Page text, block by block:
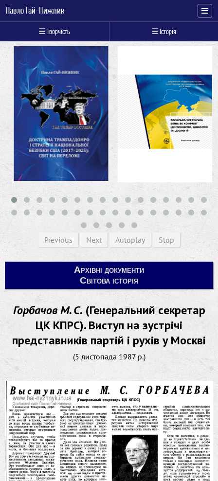
Павло Гай-Нижник
☰ Творчість ☰ Історія
Previous Next Autoplay Stop
Архівні документи
Світова історія
Горбачов М. С.(Генеральний секретар
ЦК КПРС). Виступ на зустрічі
представників партій і рухів у Москві
(5 листопада 1987 р.)